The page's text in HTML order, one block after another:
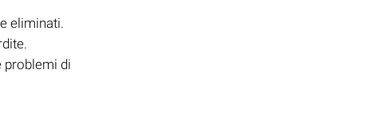
eliminati.
problemi di